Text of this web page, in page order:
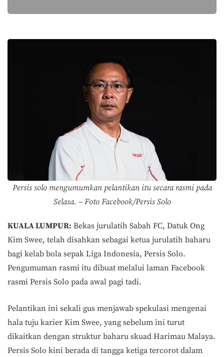
Persis solo mengumumkan pelantikan itu secara rasmi pada
Selasa. – Foto Facebook/Persis Solo
KUALA LUMPUR: Bekas jurulatih Sabah FC, Datuk Ong
Kim Swee, telah disahkan sebagai ketua jurulatih baharu
bagi kelab bola sepak Liga Indonesia, Persis Solo.
Pengumuman rasmi itu dibuat melalui laman Facebook
rasmi Persis Solo pada awal pagi tadi.
Pelantikan ini sekali gus menjawab spekulasi mengenai
hala tuju karier Kim Swee, yang sebelum ini turut
dikaitkan dengan struktur baharu skuad Harimau Malaya.
Persis Solo kini berada di tangga ketiga tercorot dalam